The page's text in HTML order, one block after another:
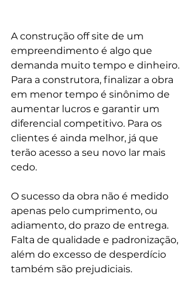
A construção off site de um
empreendimento é algo que
demanda muito tempo e dinheiro.
Para a construtora, finalizar a obra
em menor tempo é sinônimo de
aumentar lucros e garantir um
diferencial competitivo. Para os
clientes é ainda melhor, já que
terão acesso a seu novo lar mais
cedo.
O sucesso da obra não é medido
apenas pelo cumprimento, ou
adiamento, do prazo de entrega.
Falta de qualidade e padronização,
além do excesso de desperdício
também são prejudiciais.